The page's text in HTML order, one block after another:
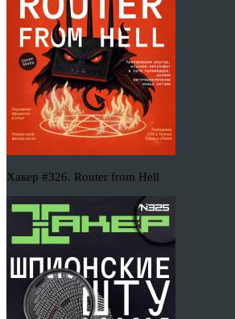
Хакер #326. Router from Hell